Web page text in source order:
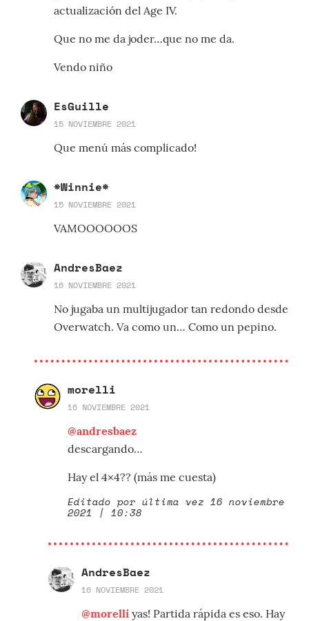
actualización del Age IV.
Que no me da joder…que no me da.
Vendo niño
EsGuille
15 NOVIEMBRE 2021
Que menú más complicado!
*Winnie*
15 NOVIEMBRE 2021
VAMOOOOOOS
AndresBaez
16 NOVIEMBRE 2021
No jugaba un multijugador tan redondo desde
Overwatch. Va como un… Como un pepino.
morelli
16 NOVIEMBRE 2021
@andresbaez
descargando…
Hay el 4×4?? (más me cuesta)
Editado por última vez 16 noviembre
2021 | 10:38
AndresBaez
16 NOVIEMBRE 2021
@morelli yas! Partida rápida es eso. Hay